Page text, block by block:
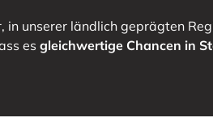
unserer ländlich geprägten
es gleichwertige Chancen in